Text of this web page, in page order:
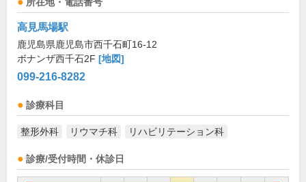
所在地・電話番号
高見馬場駅
鹿児島県鹿児島市西千石町16-12
ボナンザ西千石2F [地図]
099-216-8282
診療科目
整形外科 リウマチ科 リハビリテーション科
診療/受付時間・休診日